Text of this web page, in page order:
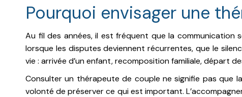
Pourquoi envisager une
Au fil des années, il est fréquent que la communication
lorsque les disputes deviennent récurrentes, que le
vie : arrivée d’un enfant, recomposition familiale, départ
Consulter un thérapeute de couple ne signifie pas que
volonté de préserver ce qui est important.